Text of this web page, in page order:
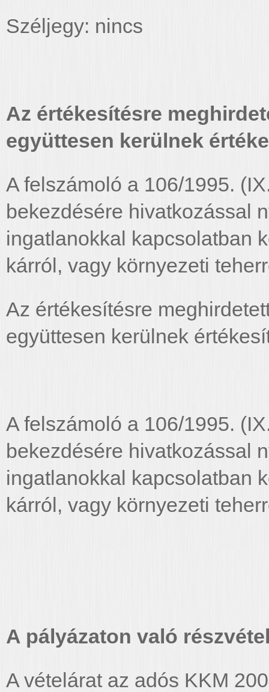
Széljegy: nincs
Az értékesítésre
együttesen kerülnek
A felszámoló a 106/1995.
bekezdésére hivatkozással
ingatlanokkal kapcsolatban
kárról, vagy környezeti
Az értékesítésre
együttesen kerülnek
A felszámoló a 106/1995.
bekezdésére hivatkozással
ingatlanokkal kapcsolatban
kárról, vagy környezeti
A pályázaton való
A vételárat az adós KKM